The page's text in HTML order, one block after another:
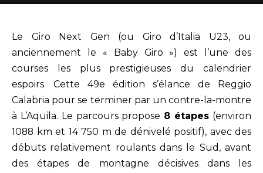
Le Giro Next Gen (ou Giro d’Italia U23, ou
anciennement le « Baby Giro ») est l’une des
courses les plus prestigieuses du calendrier
espoirs. Cette 49e édition s’élance de Reggio
Calabria pour se terminer par un contre-la-montre
à L’Aquila. Le parcours propose 8 étapes (environ
1088 km et 14 750 m de dénivelé positif), avec des
débuts relativement roulants dans le Sud, avant
des étapes de montagne décisives dans les